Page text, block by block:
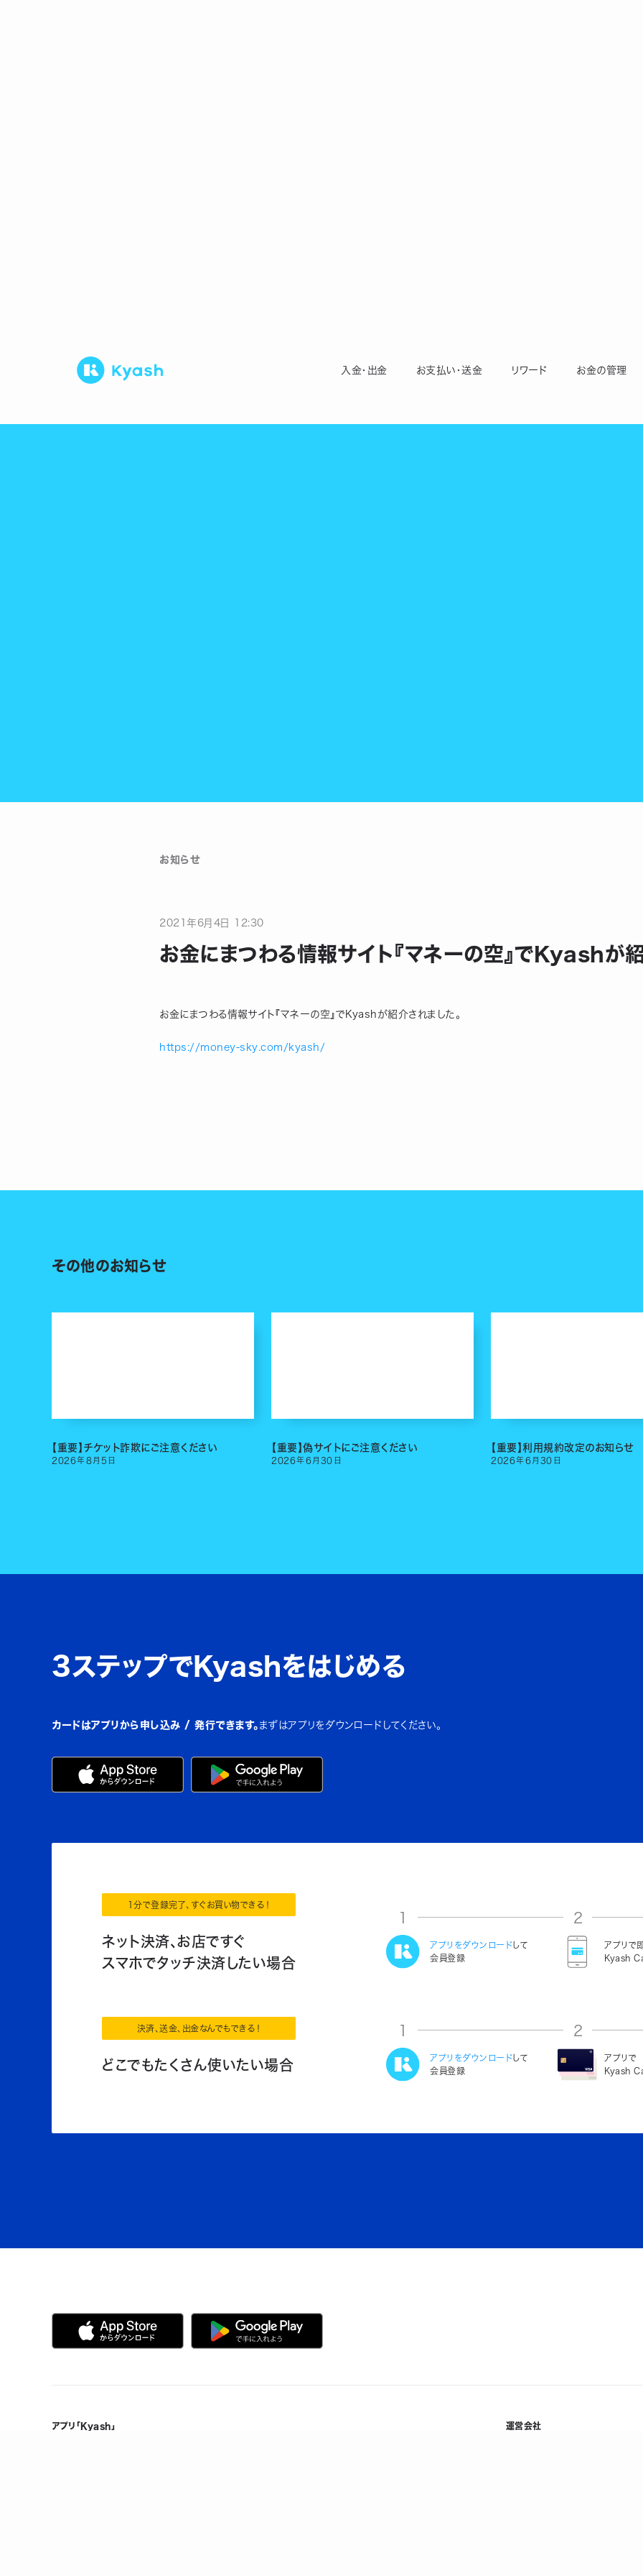
入金・出金 お支払い・送金 リワード お金の管理
お知らせ
2021 年 6月 4日 12:30
お金にまつわる情報サイト『マネーの空』でKyashが
お金にまつわる情報サイト『マネーの空』でKyashが紹介されました。
https://money-sky.com/kyash/
その他のお知らせ
【重要】チケット詐欺にご注意ください
2026年8 月 5 日
【重要】偽サイトにご注意ください
2026年6 月 30 日
【重要】利用規約改定のお知らせ
2026年6 月 30 日
3ステップでKyashをはじめる
カードはアプリから申し込み / 発行できます。 まずはアプリをダウンロードしてください。
1分で登録完了、すぐお買い物できる！
ネット決済、お店ですぐ
スマホでタッチ決済したい場合
1
アプリをダウンロード して
会員登録
2
アプリで
Kyash
決済、送金、出金なんでもできる！
どこでもたくさん使いたい場合
1
アプリをダウンロード して
会員登録
2
アプリで
Kyash
アプリ「Kyash」 運営会社